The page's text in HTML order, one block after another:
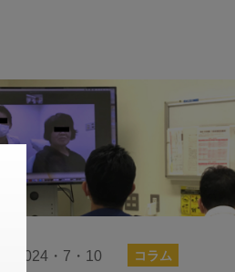
2024・7・10 コラム